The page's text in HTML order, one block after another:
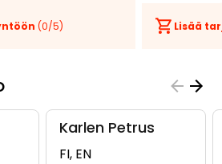
(0/5) Lisää
Karlen Petrus
FI, EN